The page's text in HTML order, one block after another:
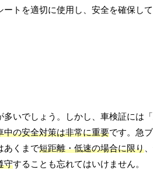
トを適切に使用し、安全を確保して
いでしょう。しかし、車検証には
中の安全対策は非常に重要です。急
あくまで短距離・低速の場合に限り
守することも忘れてはいけません。